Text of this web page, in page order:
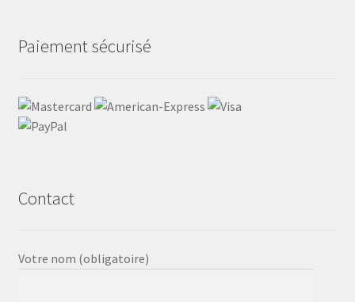
Paiement sécurisé
Contact
Votre nom (obligatoire)